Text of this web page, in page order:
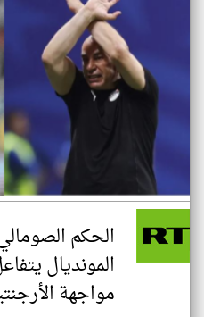
الحكم
المونديال
مواجهة